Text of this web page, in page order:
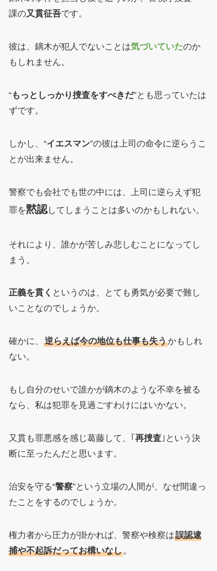
課の又貫征吾です。
彼は、鏑木が犯人でないことは気づいていたのか
もしれません。
“もっとしっかり捜査をすべきだ”とも思っていたは
ずです。
しかし、“イエスマン”の彼は上司の命令に逆らうこ
とが出来ません。
警察でも会社でも世の中には、上司に逆らえず犯
罪を黙認してしまうことは多いのかもしれない。
それにより、誰かが苦しみ悲しむことになってし
まう。
正義を貫く というのは、とても勇気が必要で難し
いことなのでしょうか。
確かに、 逆らえば今の地位も仕事も失うかもしれ
ない。
もし自分のせいで誰かが鏑木のような不幸を被る
なら、私は犯罪を見過ごすわけにはいかない。
又貫も罪悪感を感じ葛藤して、｢ 再捜査｣という決
断に至ったんだと思います。
治安を守る“警察”という立場の人間が、なぜ間違っ
たことをするのでしょうか。
権力者から圧力が掛かれば、警察や検察は誤認逮
捕や不起訴だってお構いなし。